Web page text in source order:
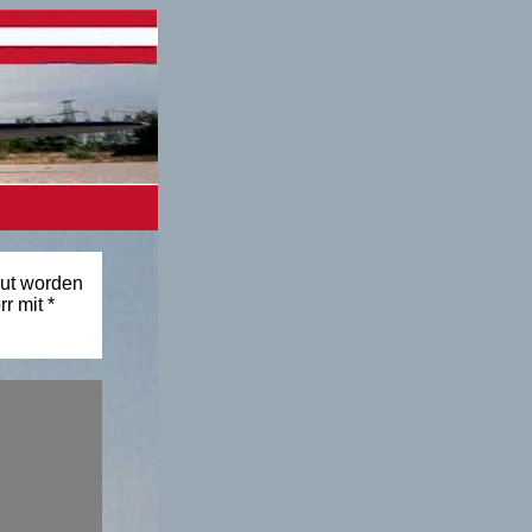
worden
mit *